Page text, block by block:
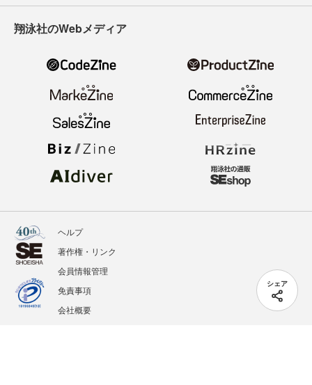
シェア
翔泳社のWebメディア
ヘルプ
著作権・リンク
会員情報管理
免責事項
会社概要